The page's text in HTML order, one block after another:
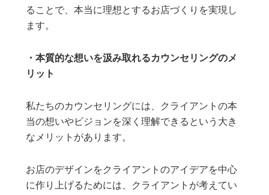
ることで、本当に理想とするお店づくりを実現し
ます。
・本質的な想いを汲み取れるカウンセリングのメ
リット
私たちのカウンセリングには、クライアントの本
当の想いやビジョンを深く理解できるという大き
なメリットがあります。
お店のデザインをクライアントのアイデアを中心
に作り上げるためには、クライアントが考えてい